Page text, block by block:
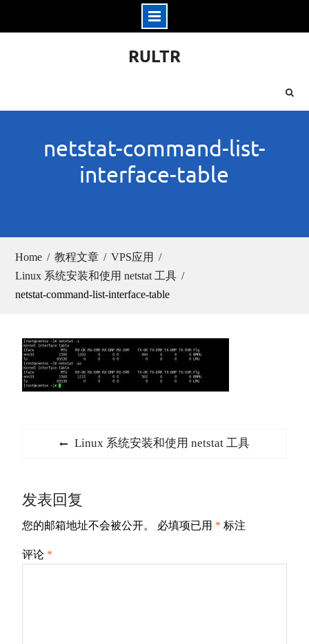
RULTR
netstat-command-list-
interface-table
Home 教程文章
VPS应用
Linux 系统安装和使用 netstat 工具
netstat-command-list-interface-table
航
Previous
Linux 系统安装和使用 netstat 工具
发表回复
您的邮箱地址不会被公开。 必填项已用 * 标注
评论 *